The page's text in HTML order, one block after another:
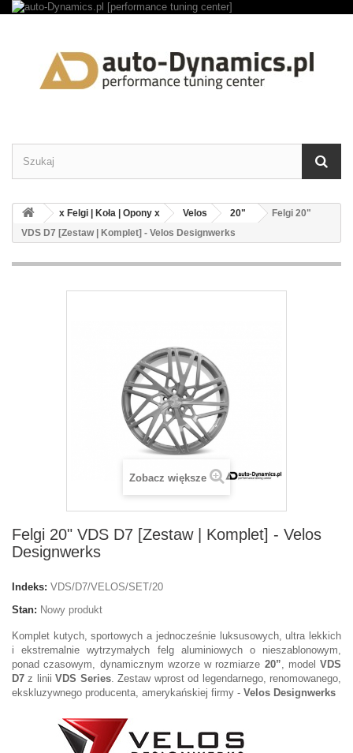
x Felgi | Koła | Opony x Velos 20"
Felgi 20"
VDS D7 [Zestaw | Komplet] - Velos Designwerks
Zobacz większe
Felgi 20" VDS D7 [Zestaw | Komplet] - Velos
Designwerks
Indeks: VDS/D7/VELOS/SET/20
Stan: Nowy produkt
Komplet kutych, sportowych a jednocześnie luksusowych, ultra lekkich
i ekstremalnie wytrzymałych felg aluminiowych o nieszablonowym,
ponad czasowym, dynamicznym wzorze w rozmiarze 20”, model VDS
D7 z liniiVDS Series. Zestaw wprost od legendarnego, renomowanego,
ekskluzywnego producenta, amerykańskiej firmy - Velos Designwerks